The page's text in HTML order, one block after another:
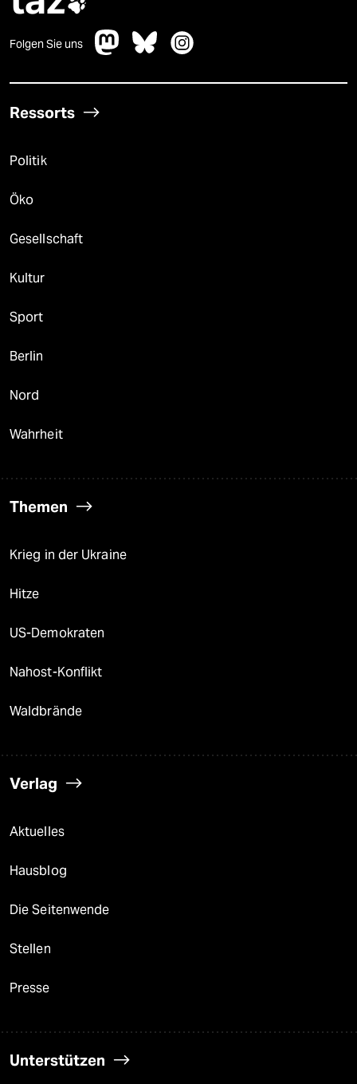
Folgen Sie uns
Ressorts
Politik
Öko
Gesellschaft
Kultur
Sport
Berlin
Nord
Wahrheit
Themen
Krieg in der Ukraine
Hitze
US-Demokraten
Nahost-Konflikt
Waldbrände
Verlag
Aktuelles
Hausblog
Die Seitenwende
Stellen
Presse
Unterstützen